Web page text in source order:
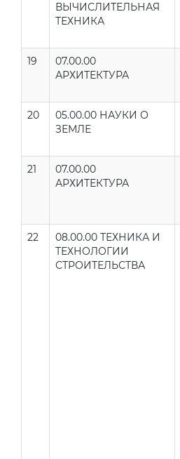
ВЫЧИСЛИТЕЛЬНАЯ
ТЕХНИКА
19
07.00.00
АРХИТЕКТУРА
20
05.00.00 НАУКИ О
ЗЕМЛЕ
21
07.00.00
АРХИТЕКТУРА
22
08.00.00 ТЕХНИКА И
ТЕХНОЛОГИИ
СТРОИТЕЛЬСТВА